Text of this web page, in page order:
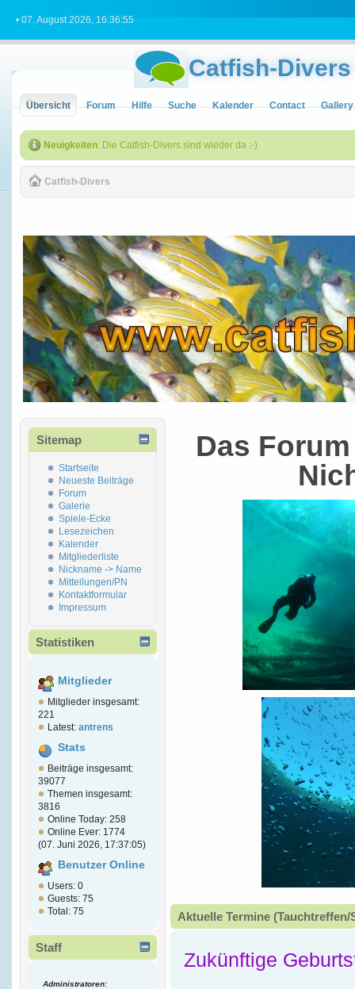
• 07. August 2026, 16:36:55
Catfish-Divers
Übersicht Forum Hilfe Suche Kalender Contact Gallery
Neuigkeiten: Die Catfish-Divers sind wieder da :-)
Catfish-Divers
Sitemap
Startseite
Neueste Beiträge
Forum
Galerie
Spiele-Ecke
Lesezeichen
Kalender
Mitgliederliste
Nickname -> Name
Mitteilungen/PN
Kontaktformular
Impressum
Statistiken
Mitglieder
Mitglieder insgesamt:
221
Latest: antrens
Stats
Beiträge insgesamt:
39077
Themen insgesamt:
3816
Online Today: 258
Online Ever: 1774
(07. Juni 2026, 17:37:05)
Benutzer Online
Users: 0
Guests: 75
Total: 75
Staff
Administratoren:
Das
Aktuelle Termine
Zukünftige